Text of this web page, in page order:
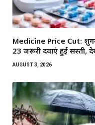
Medicine Price Cut:
23 जरूरी दवाएं हुईं सस्ती,
AUGUST 3, 2026